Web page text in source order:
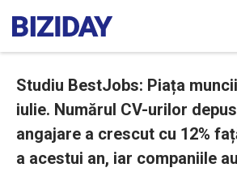
Studiu BestJobs: Piața
iulie. Numărul CV-urilor
angajare a crescut cu 12%
a acestui an, iar companiile